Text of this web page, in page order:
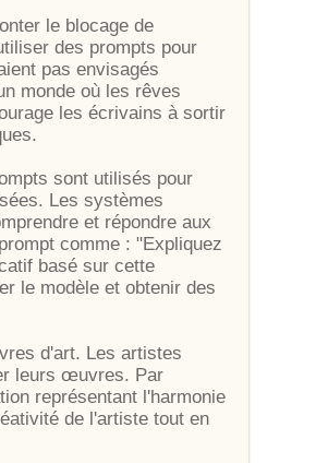
le blocage de
des prompts pour
pas envisagés
monde où les rêves
les écrivains à sortir
sont utilisés pour
Les systèmes
et répondre aux
comme : "Expliquez
basé sur cette
le modèle et obtenir des
d'art. Les artistes
leurs œuvres. Par
représentant l'harmonie
de l'artiste tout en